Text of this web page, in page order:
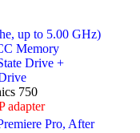
up to 5.00 GHz)
Memory
Drive +
750
adapter
Pro, After